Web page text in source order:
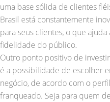
uma base sólida de clientes
Brasil está constantemente
para seus clientes, o que
fidelidade do público.
Outro ponto positivo de
é a possibilidade de escolher
negócio, de acordo com o
franqueado. Seja para quem